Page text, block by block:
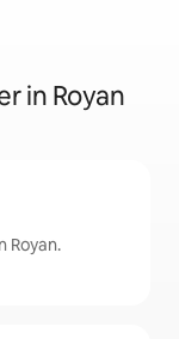
in Royan
Royan.